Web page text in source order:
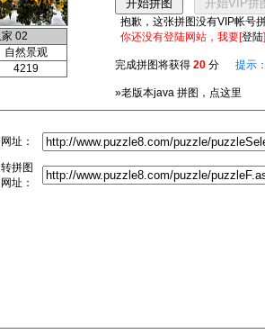
02
自然景观
4219
抱歉，这张拼图没有VIP帐号
你还没有登陆网站，我要[登陆
完成拼图将获得 20 分 提示
»老版本java 拼图，点这里
址：
拼图
址：